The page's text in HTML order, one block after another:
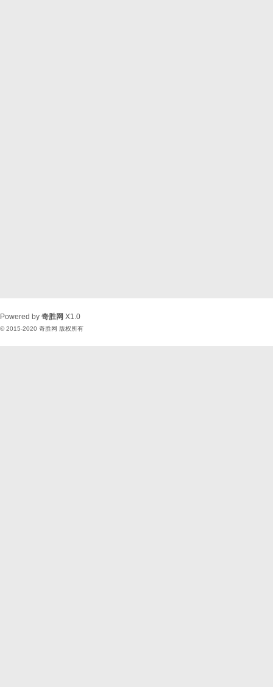
Powered by 奇胜网 X1.0
© 2015-2020 奇胜网 版权所有